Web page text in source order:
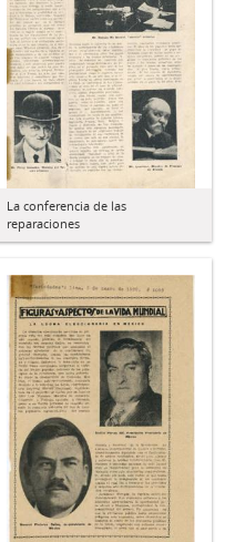
La conferencia de las
reparaciones